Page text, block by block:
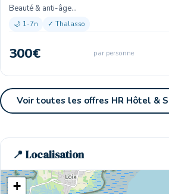
Beauté & anti-âge…
🌙 1-7n ✓ Thalasso
300€ par personne
Voir toutes les offres HR Hôtel &
📍 Localisation
+